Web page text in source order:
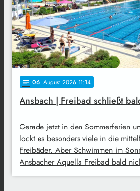
notes 06. August 2026 11:14
Ansbach | Freibad schließt
Gerade jetzt in den Sommerferien
lockt es besonders viele in die
Freibäder. Aber Schwimmen im
Ansbacher Aquella Freibad bald